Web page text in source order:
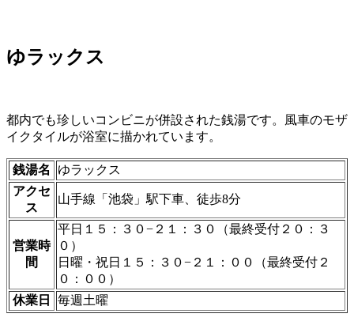
ゆラックス
都内でも珍しいコンビニが併設された銭湯です。風車のモザ
イクタイルが浴室に描かれています。
銭湯名
ゆラックス
アクセ
ス
山手線「池袋」駅下車、徒歩8分
営業時
間
平日１５：３０−２１：３０（最終受付２０：３
０）
日曜・祝日１５：３０−２１：００（最終受付２
０：００）
休業日
毎週土曜